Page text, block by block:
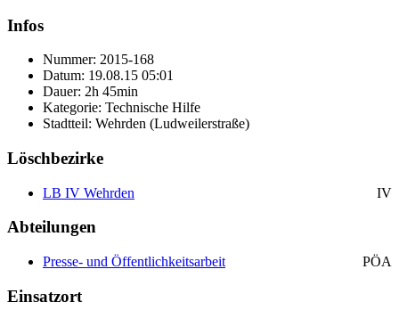
Infos
Nummer: 2015-168
Datum: 19.08.15 05:01
Dauer: 2h 45min
Kategorie: Technische Hilfe
Stadtteil: Wehrden (Ludweilerstraße)
Löschbezirke
LB IV Wehrden IV
Abteilungen
Presse- und Öffentlichkeitsarbeit PÖA
Einsatzort